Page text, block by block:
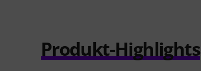
Produkt-Highlights